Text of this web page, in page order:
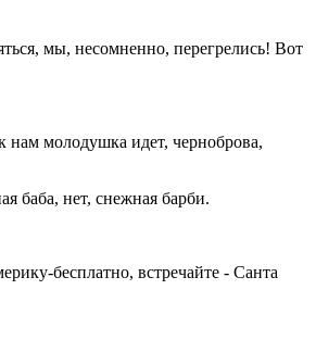
мы, несомненно, перегрелись! Вот
молодушка идет, черноброва,
баба, нет, снежная барби.
бесплатно, встречайте - Санта